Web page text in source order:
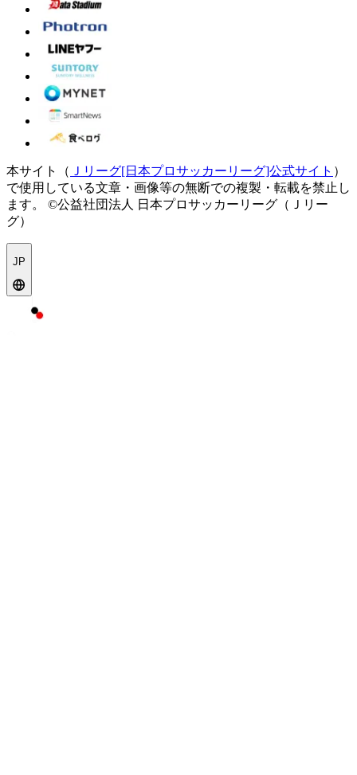
本サイト（ Ｊリーグ[日本プロサッカーリーグ]公式サイト ）
で使用している文章・画像等の無断での複製・転載を禁止し
ます。
©公益社団法人 日本プロサッカーリーグ（Ｊリー
グ）
JP